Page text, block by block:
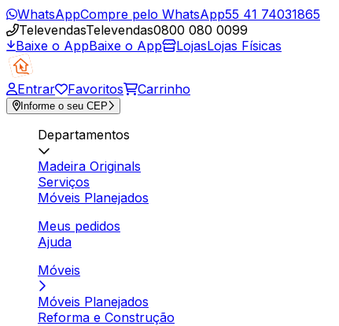
WhatsAppCompre pelo WhatsApp55 41 74031865
TelevendasTelevendas0800 080 0099
Baixe o AppBaixe o App LojasLojas Físicas
Entrar Favoritos Carrinho
Informe o seu CEP
Departamentos
Madeira Originals
Serviços
Móveis Planejados
Meus pedidos
Ajuda
Móveis
Móveis Planejados
Reforma e Construção